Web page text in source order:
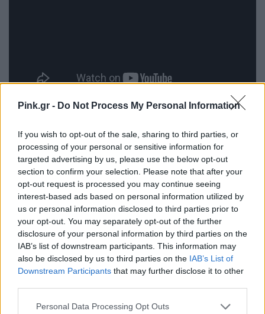
Pink.gr - Do Not Process My Personal Information
If you wish to opt-out of the sale, sharing to third parties, or
processing of your personal or sensitive information for
targeted advertising by us, please use the below opt-out
section to confirm your selection. Please note that after your
opt-out request is processed you may continue seeing
interest-based ads based on personal information utilized by
us or personal information disclosed to third parties prior to
your opt-out. You may separately opt-out of the further
disclosure of your personal information by third parties on the
IAB’s list of downstream participants. This information may
also be disclosed by us to third parties on the IAB’s List of
Downstream Participants that may further disclose it to other
Personal Data Processing Opt Outs